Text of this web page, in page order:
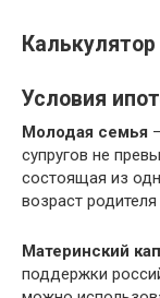
Условия
Молодая семья
супругов не
состоящая из
возраст
Материнский
поддержки